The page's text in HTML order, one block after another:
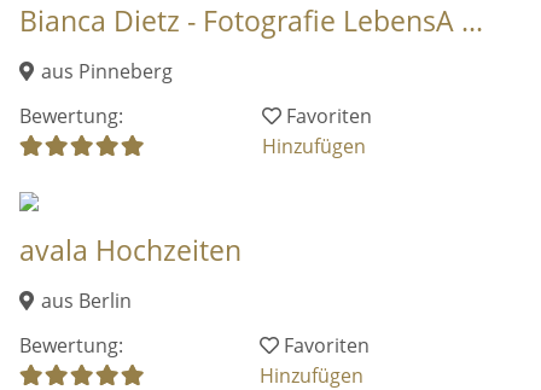
Bianca Dietz - Fotografie LebensA ...
aus Pinneberg
Bewertung:
Favoriten
Hinzufügen
avala Hochzeiten
aus Berlin
Bewertung:
Favoriten
Hinzufügen